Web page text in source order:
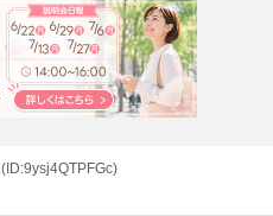
(ID:9ysj4QTPFGc)